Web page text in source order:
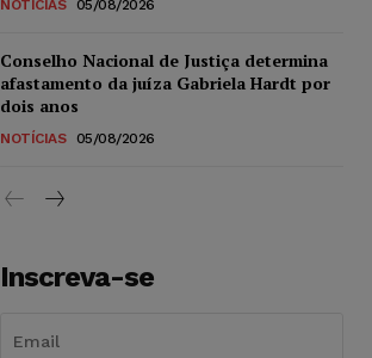
NOTÍCIAS 05/08/2026
Conselho Nacional de Justiça determina
afastamento da juíza Gabriela Hardt por
dois anos
NOTÍCIAS 05/08/2026
Inscreva-se